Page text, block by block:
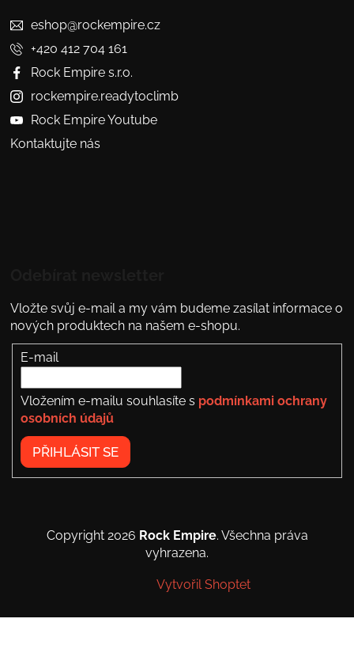
eshop@rockempire.cz
+420 412 704 161
Rock Empire s.r.o.
rockempire.readytoclimb
Rock Empire Youtube
Kontaktujte nás
Vložte svůj e-mail a my vám budeme zasílat informace o
nových produktech na našem e-shopu.
E-mail
Vložením e-mailu souhlasíte s podmínkami ochrany
osobních údajů
PŘIHLÁSIT SE
Vytvořil Shoptet
Copyright 2026 Rock Empire. Všechna práva
vyhrazena.